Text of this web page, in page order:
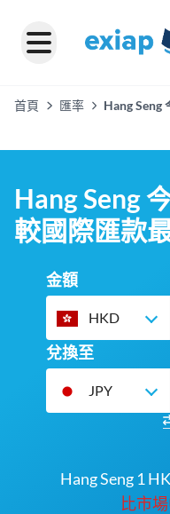
首頁 匯率
Hang Seng
Hang Seng
較國際匯款
金額
HKD
兌換至
JPY
Hang Seng 1
比市